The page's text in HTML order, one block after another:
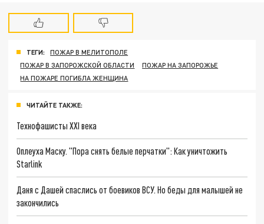
ТЕГИ:
ПОЖАР В МЕЛИТОПОЛЕ
ПОЖАР В ЗАПОРОЖСКОЙ ОБЛАСТИ
ПОЖАР НА ЗАПОРОЖЬЕ
НА ПОЖАРЕ ПОГИБЛА ЖЕНЩИНА
ЧИТАЙТЕ ТАКЖЕ:
Технофашисты XXI века
Оплеуха Маску. "Пора снять белые перчатки": Как уничтожить
Starlink
Даня с Дашей спаслись от боевиков ВСУ. Но беды для малышей не
закончились